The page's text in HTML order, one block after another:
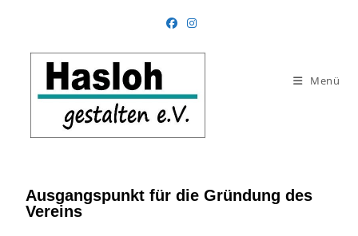
Menü
Ausgangspunkt für die Gründung des
Vereins